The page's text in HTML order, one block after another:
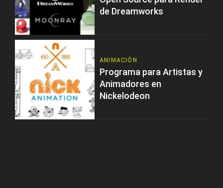
de Dreamworks
ANIMACIÓN
Programa para Artistas y
Animadores en
Nickelodeon